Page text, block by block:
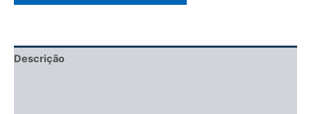
Descrição